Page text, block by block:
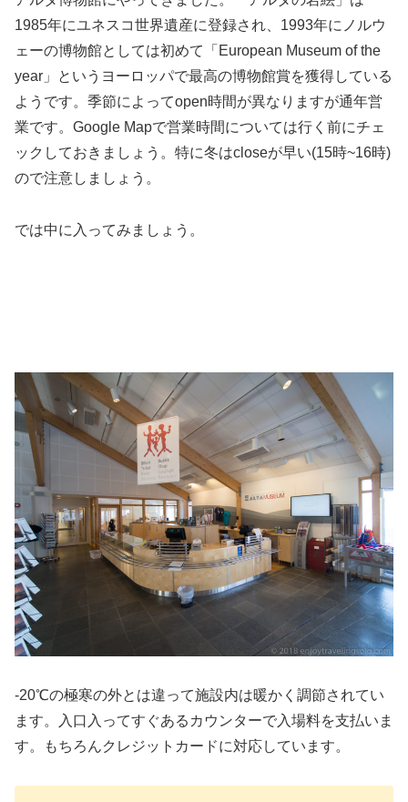
1985年にユネスコ世界遺産に登録され、1993年にノルウ
ェーの博物館としては初めて「European Museum of the
year」というヨーロッパで最高の博物館賞を獲得している
ようです。季節によってopen時間が異なりますが通年営
業です。Google Mapで営業時間については行く前にチェ
ックしておきましょう。特に冬はcloseが早い(15時~16時)
ので注意しましょう。
では中に入ってみましょう。
-20℃の極寒の外とは違って施設内は暖かく調節されてい
ます。入口入ってすぐあるカウンターで入場料を支払いま
す。もちろんクレジットカードに対応しています。